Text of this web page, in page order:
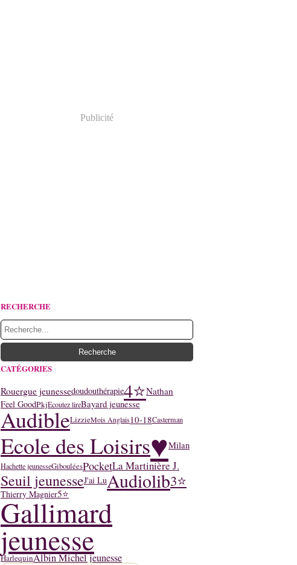
Publicité
RECHERCHE
CATÉGORIES
Rouergue jeunessedoudouthérapie4⭐Nathan
Feel GoodPkjEcoutez lireBayard jeunesse
AudibleLizzieMois Anglais10-18Casterman
Ecole des Loisirs♥Milan
Hachette jeunesseGibouléesPocketLa Martinière J.
Seuil jeunesseJ'ai LuAudiolib3⭐
Thierry Magnier5⭐
Gallimard
jeunesse
HarlequinAlbin Michel jeunesse